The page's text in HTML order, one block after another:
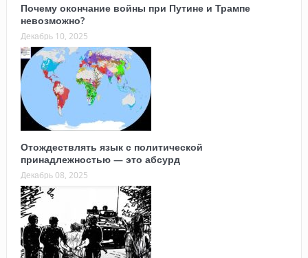
Почему окончание войны при Путине и Трампе
невозможно?
Декабрь 10, 2025
Отождествлять язык с политической
принадлежностью — это абсурд
Декабрь 08, 2025